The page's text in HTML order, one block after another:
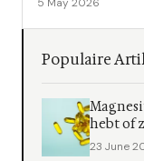
Populaire
hebt of
23 June